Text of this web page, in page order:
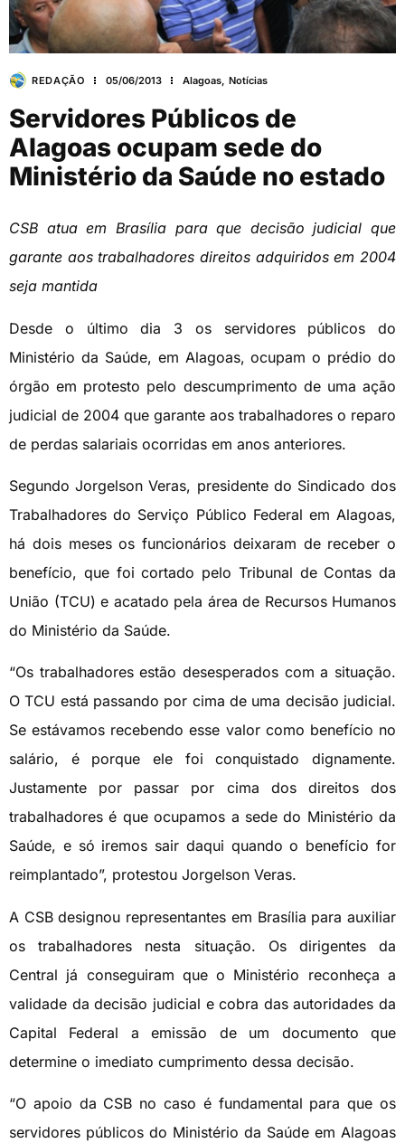
REDAÇÃO 05/06/2013 Alagoas, Notícias
Servidores Públicos de
Alagoas ocupam sede do
Ministério da Saúde no estado
CSB atua em Brasília para que decisão judicial que
garante aos trabalhadores direitos adquiridos em 2004
seja mantida
Desde o último dia 3 os servidores públicos do
Ministério da Saúde, em Alagoas, ocupam o prédio do
órgão em protesto pelo descumprimento de uma ação
judicial de 2004 que garante aos trabalhadores o reparo
de perdas salariais ocorridas em anos anteriores.
Segundo Jorgelson Veras, presidente do Sindicado dos
Trabalhadores do Serviço Público Federal em Alagoas,
há dois meses os funcionários deixaram de receber o
benefício, que foi cortado pelo Tribunal de Contas da
União (TCU) e acatado pela área de Recursos Humanos
do Ministério da Saúde.
“Os trabalhadores estão desesperados com a situação.
O TCU está passando por cima de uma decisão judicial.
Se estávamos recebendo esse valor como benefício no
salário, é porque ele foi conquistado dignamente.
Justamente por passar por cima dos direitos dos
trabalhadores é que ocupamos a sede do Ministério da
Saúde, e só iremos sair daqui quando o benefício for
reimplantado”, protestou Jorgelson Veras.
A CSB designou representantes em Brasília para auxiliar
os trabalhadores nesta situação. Os dirigentes da
Central já conseguiram que o Ministério reconheça a
validade da decisão judicial e cobra das autoridades da
Capital Federal a emissão de um documento que
determine o imediato cumprimento dessa decisão.
“O apoio da CSB no caso é fundamental para que os
servidores públicos do Ministério da Saúde em Alagoas